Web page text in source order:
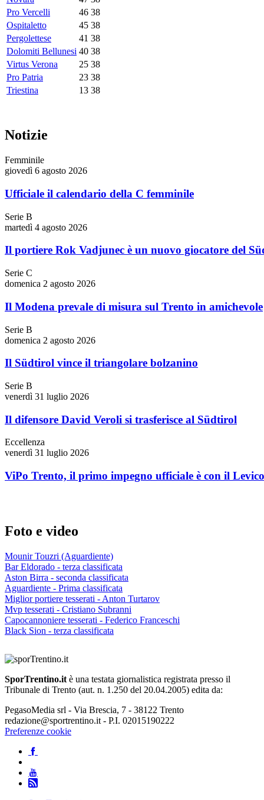
Pro Vercelli
46 38
Ospitaletto
45 38
Pergolettese
41 38
Dolomiti Bellunesi 40 38
Virtus Verona
25 38
Pro Patria
23 38
Triestina
13 38
Notizie
Femminile
giovedì 6 agosto 2026
Ufficiale il calendario della C femminile
Serie B
martedì 4 agosto 2026
Il portiere Rok Vadjunec è un nuovo giocatore del
Serie C
domenica 2 agosto 2026
Il Modena prevale di misura sul Trento in amichevole
Serie B
domenica 2 agosto 2026
Il Südtirol vince il triangolare bolzanino
Serie B
venerdì 31 luglio 2026
Il difensore David Veroli si trasferisce al Südtirol
Eccellenza
venerdì 31 luglio 2026
ViPo Trento, il primo impegno ufficiale è con il
Foto e video
Mounir Touzri (Aguardiente)
Bar Eldorado - terza classificata
Aston Birra - seconda classificata
Aguardiente - Prima classificata
Miglior portiere tesserati - Anton Turtarov
Mvp tesserati - Cristiano Subranni
Capocannoniere tesserati - Federico Franceschi
Black Sion - terza classificata
SporTrentino.it è una testata giornalistica registrata presso il
Tribunale di Trento (aut. n. 1.250 del 20.04.2005) edita da:
PegasoMedia srl - Via Brescia, 7 - 38122 Trento
redazione@sportrentino.it - P.I. 02015190222
Preferenze cookie